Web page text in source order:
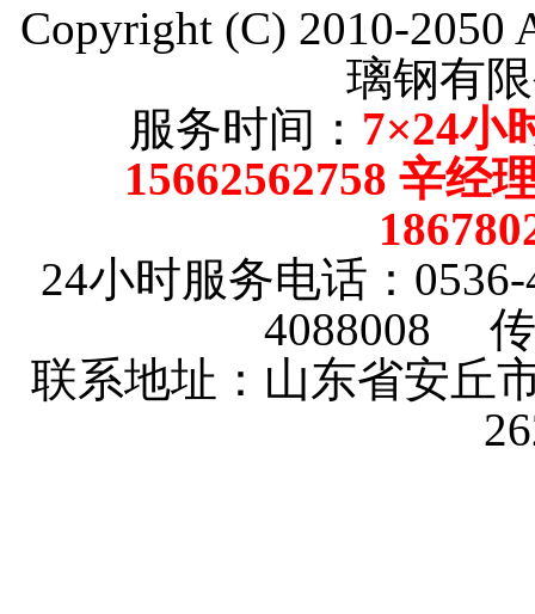
Copyright (C) 2010-2050
璃钢有
服务时间： 7×24小
15662562758 辛
24小时服务电话：
4088008 传
联系地址：山东省安丘